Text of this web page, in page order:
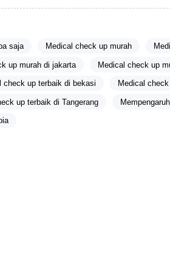
saja Medical check up murah
up murah di jakarta Medical check up
check up terbaik di bekasi Medical
up terbaik di Tangerang